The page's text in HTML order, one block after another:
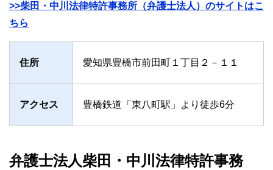
>>柴田・中川法律特許事務所（弁護士法人）のサイトはこ
ちら
住所 愛知県豊橋市前田町１丁目２－１１
アクセス 豊橋鉄道「東八町駅」より徒歩6分
弁護士法人柴田・中川法律特許事務